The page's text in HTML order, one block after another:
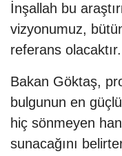
İnşallah bu
vizyonumuz,
referans olacaktır.
Bakan Göktaş,
bulgunun en güçlü
hiç sönmeyen
sunacağını